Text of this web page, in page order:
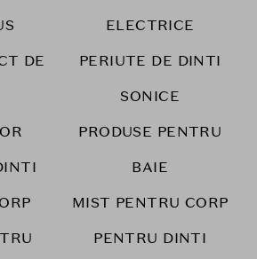
ELECTRICE
DE
PERIUTE DE DINTI
SONICE
PRODUSE PENTRU
BAIE
MIST PENTRU CORP
PENTRU DINTI